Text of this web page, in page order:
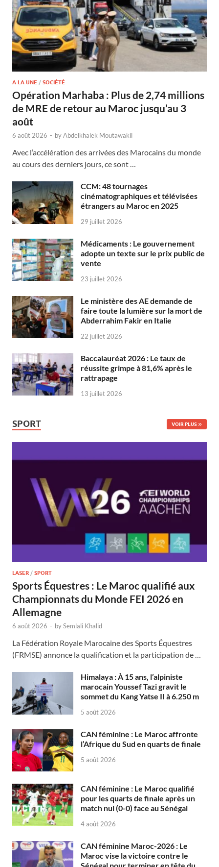
A LA UNE / SOCIÉTÉ
Opération Marhaba : Plus de 2,74 millions
de MRE de retour au Maroc jusqu’au 3
août
6 août 2026 - byAbdelkhalek Moutawakil
Avec l’accélération des arrivées des Marocains du monde
au cours des derniers jours, ce sont …
CCM: 48 tournages
cinématographiques et télévisées
étrangers au Maroc en 2025
29 juillet 2026
Médicaments : Le gouvernement
adopte un texte sur le prix public de
vente
23 juillet 2026
Le ministère des AE demande de
faire toute la lumière sur la mort de
Abderrahim Fakir en Italie
22 juillet 2026
Baccalauréat 2026 : Le taux de
réussite grimpe à 81,6% après le
rattrapage
13 juillet 2026
SPORT VOIR PLUS
LASER / SPORT
Sports Équestres : Le Maroc qualifié aux
Championnats du Monde FEI 2026 en
Allemagne
6 août 2026 - bySemlali Khalid
La Fédération Royale Marocaine des Sports Équestres
(FRMSE) annonce la qualification et la participation de …
Himalaya : À 15 ans, l’alpiniste
marocain Youssef Tazi gravit le
sommet du Kang Yatse II à 6.250 m
5 août 2026
CAN féminine : Le Maroc affronte
l’Afrique du Sud en quarts de finale
5 août 2026
CAN féminine : Le Maroc qualifié
pour les quarts de finale après un
match nul (0-0) face au Sénégal
4 août 2026
CAN féminine Maroc-2026 : Le
Maroc vise la victoire contre le